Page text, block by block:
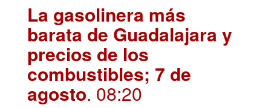
La gasolinera más
barata de Guadalajara y
precios de los
combustibles; 7 de
agosto. 08:20